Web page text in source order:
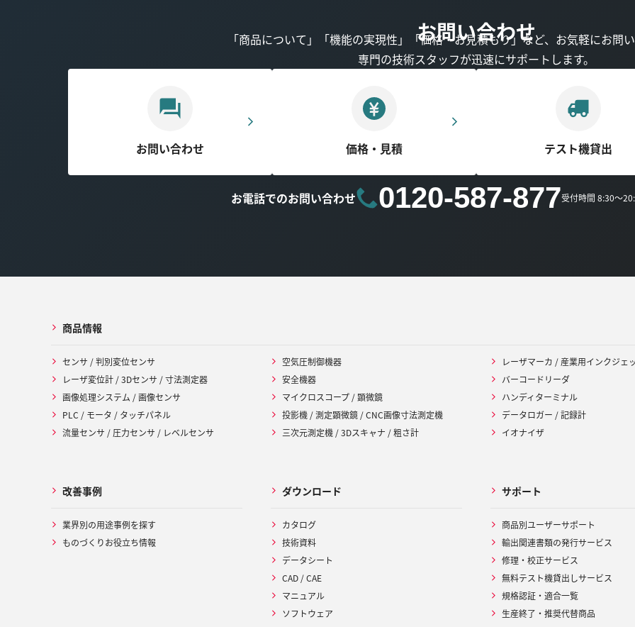
お問い合わせ
「商品について」「機能の実現性」「価格・お見積もり」など、お気軽にお問
専門の技術スタッフが迅速にサポートします。
お問い合わせ 価格・見積 テスト機貸出
お電話でのお問い合わせ 0120-587-877受付時間 8:30～
商品情報
センサ / 判別変位センサ
レーザ変位計 / 3Dセンサ / 寸法測定器
画像処理システム / 画像センサ
PLC / モータ / タッチパネル
流量センサ / 圧力センサ / レベルセンサ
空気圧制御機器
安全機器
マイクロスコープ / 顕微鏡
投影機 / 測定顕微鏡 / CNC画像寸法測定機
三次元測定機 / 3Dスキャナ / 粗さ計
レーザマーカ / 産業用インクジェ
バーコードリーダ
ハンディターミナル
データロガー / 記録計
イオナイザ
改善事例
業界別の用途事例を探す
ものづくりお役立ち情報
ダウンロード
カタログ
技術資料
データシート
CAD / CAE
マニュアル
ソフトウェア
サポート
商品別ユーザーサポート
輸出関連書類の発行サービス
修理・校正サービス
無料テスト機貸出しサービス
規格認証・適合一覧
生産終了・推奨代替商品